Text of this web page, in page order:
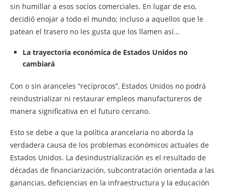
sin humillar a esos socios comerciales. En lugar de eso,
decidió enojar a todo el mundo; incluso a aquellos que le
patean el trasero no les gusta que los llamen así…
La trayectoria económica de Estados Unidos no
cambiará
Con o sin aranceles “recíprocos”, Estados Unidos no podrá
reindustrializar ni restaurar empleos manufactureros de
manera significativa en el futuro cercano.
Esto se debe a que la política arancelaria no aborda la
verdadera causa de los problemas económicos actuales de
Estados Unidos. La desindustrialización es el resultado de
décadas de financiarización, subcontratación orientada a las
ganancias, deficiencias en la infraestructura y la educación